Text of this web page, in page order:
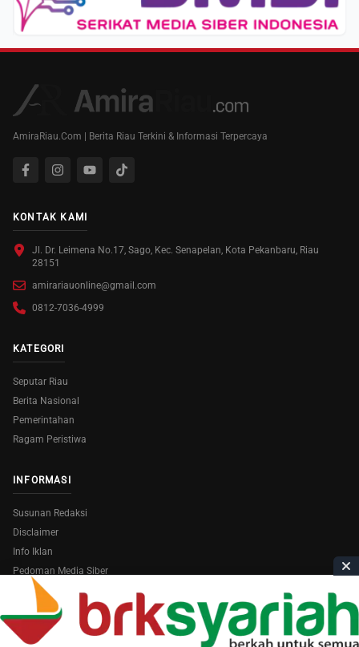
AmiraRiau.Com | Berita Riau Terkini & Informasi Terpercaya
KONTAK KAMI
Jl. Dr. Leimena No.17, Sago, Kec. Senapelan, Kota Pekanbaru, Riau
28151
amirariauonline@gmail.com
0812-7036-4999
KATEGORI
Seputar Riau
Berita Nasional
Pemerintahan
Ragam Peristiwa
INFORMASI
Susunan Redaksi
Disclaimer
Info Iklan
Pedoman Media Siber
Copyright © 2026 AmiraRiau.com . All Rights Reserved.